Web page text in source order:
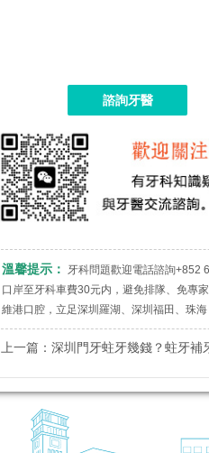
諮詢牙醫
溫馨提示：
牙科問題歡迎電話諮詢+852
口岸至牙科車費30元内，避免排隊、免專
維港口腔，立足深圳羅湖、深圳福田、珠
上一篇： 深圳門牙蛀牙幾錢？蛀牙補牙可以還原